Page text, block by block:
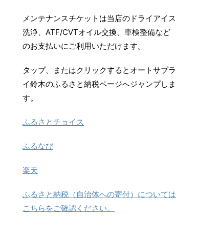
メンテナンスチケットは当店のドライアイス
洗浄、ATF/CVTオイル交換、車検整備など
のお支払いにご利用いただけます。
タップ、またはクリックするとオートサプラ
イ鈴木のふるさと納税ページへジャンプしま
す。
ふるさとチョイス
ふるなび
楽天
ふるさと納税（自治体への寄付）については
こちらをご確認ください。